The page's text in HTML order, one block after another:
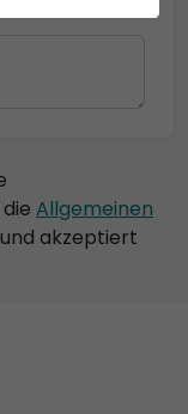
Allgemeinen
akzeptiert